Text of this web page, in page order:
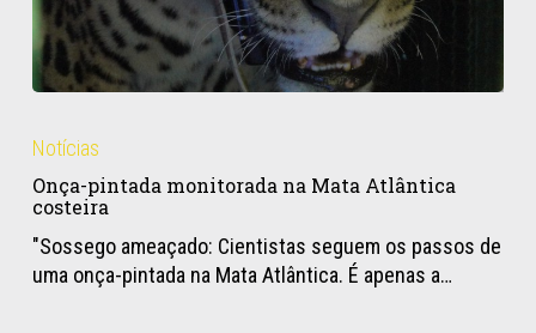
pintada
monitorada
na
Mata
Atlântica
costeira
Notícias
Onça-pintada monitorada na Mata Atlântica
costeira
"Sossego ameaçado: Cientistas seguem os passos de
uma onça-pintada na Mata Atlântica. É apenas a…